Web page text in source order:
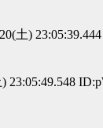
20(土)
) 23:05:49.548